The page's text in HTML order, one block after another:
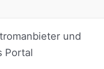
und
Portal